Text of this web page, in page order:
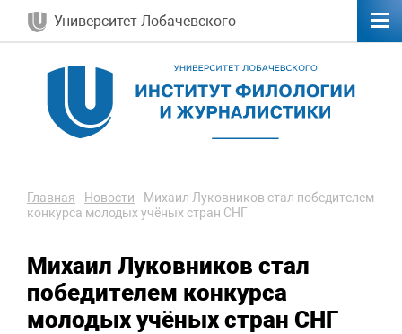
Университет Лобачевского
Главная - Новости - Михаил Луковников стал победителем
конкурса молодых учёных стран СНГ
Михаил Луковников стал
победителем конкурса
молодых учёных стран СНГ